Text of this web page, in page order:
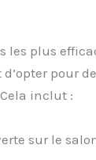
les plus
pour
inclut :
sur le